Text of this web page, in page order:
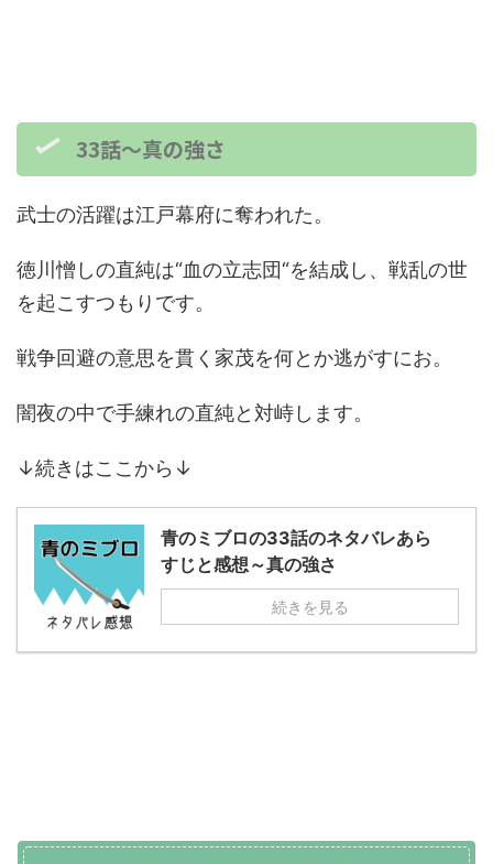
33話～真の強さ
武士の活躍は江戸幕府に奪われた。
徳川憎しの直純は“血の立志団“を結成し、戦乱の世
を起こすつもりです。
戦争回避の意思を貫く家茂を何とか逃がすにお。
闇夜の中で手練れの直純と対峙します。
↓続きはここから↓
青のミブロの33話のネタバレあら
すじと感想～真の強さ
続きを見る